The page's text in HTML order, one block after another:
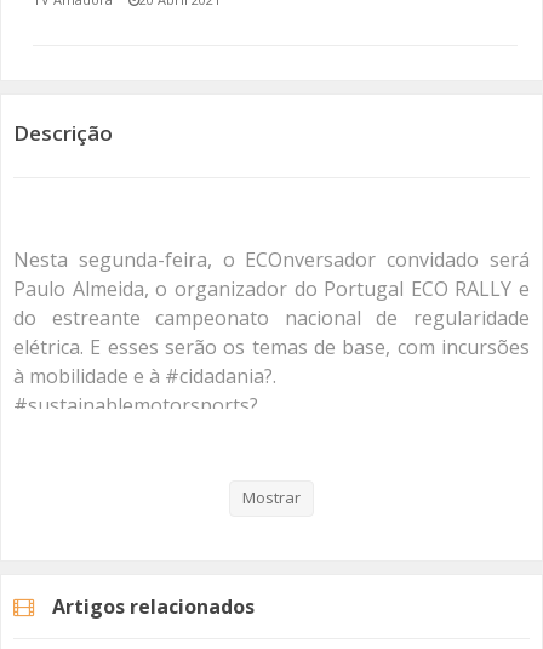
(RE) PENSAMENTOS
ECOMOVE-TE
HISTÓRIAS DE ABRIL
Descrição
Nesta segunda-feira, o ECOnversador convidado será
Paulo Almeida, o organizador do Portugal ECO RALLY e
do estreante campeonato nacional de regularidade
elétrica. E esses serão os temas de base, com incursões
à mobilidade e à #cidadania?.
#sustainablemotorsports?
Mostrar
Artigos relacionados